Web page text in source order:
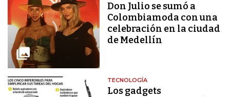
Don Julio se sumó a
Colombiamoda con una
celebración en la ciudad
de Medellín
TECNOLOGÍA
Los gadgets